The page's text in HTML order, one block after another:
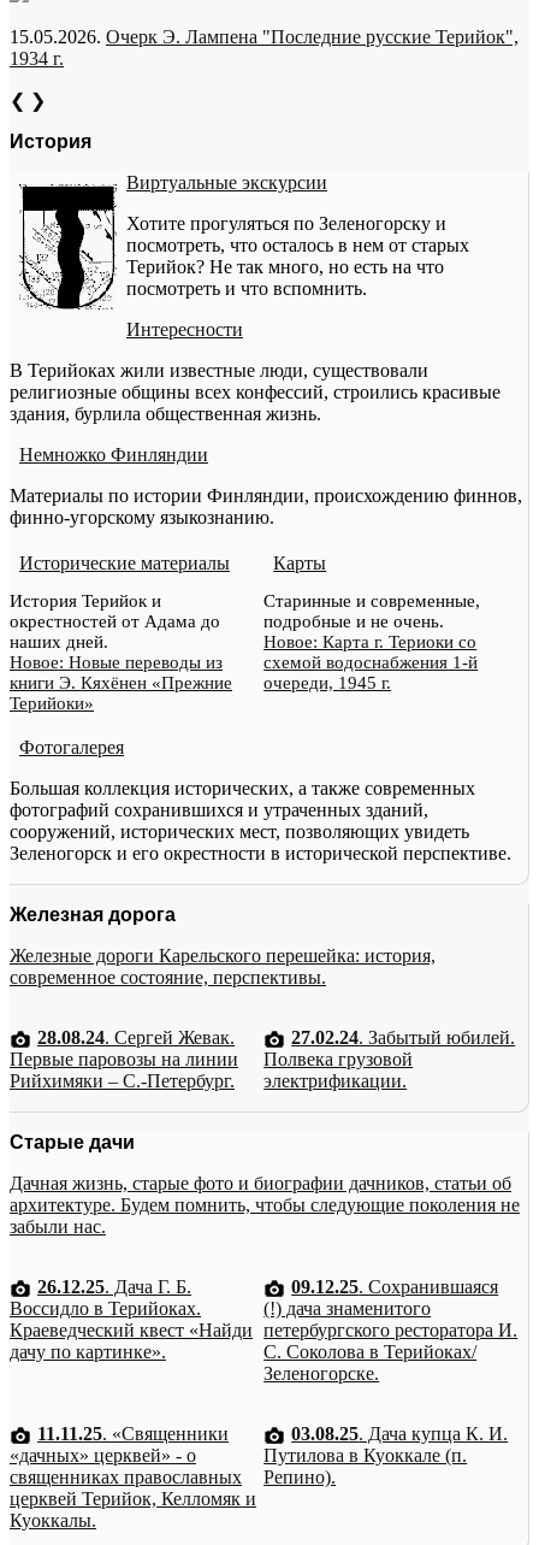
15.05.2026. Очерк Э. Лампена "Последние русские Терийок",
1934 г.
❮ ❯
История
Виртуальные экскурсии
Хотите прогуляться по Зеленогорску и
посмотреть, что осталось в нем от старых
Терийок? Не так много, но есть на что
посмотреть и что вспомнить.
Интересности
В Терийоках жили известные люди, существовали
религиозные общины всех конфессий, строились красивые
здания, бурлила общественная жизнь.
Немножко Финляндии
Материалы по истории Финляндии, происхождению финнов,
финно-угорскому языкознанию.
Исторические материалы
История Терийок и
окрестностей от Адама до
наших дней.
Новое: Новые переводы из
книги Э. Кяхёнен «Прежние
Терийоки»
Карты
Старинные и современные,
подробные и не очень.
Новое: Карта г. Териоки со
схемой водоснабжения 1-й
очереди, 1945 г.
Фотогалерея
Большая коллекция исторических, а также современных
фотографий сохранившихся и утраченных зданий,
сооружений, исторических мест, позволяющих увидеть
Зеленогорск и его окрестности в исторической перспективе.
Железная дорога
Железные дороги Карельского перешейка: история,
современное состояние, перспективы.
28.08.24. Сергей Жевак.
Первые паровозы на линии
Рийхимяки – С.-Петербург.
27.02.24. Забытый юбилей.
Полвека грузовой
электрификации.
Старые дачи
Дачная жизнь, старые фото и биографии дачников, статьи об
архитектуре. Будем помнить, чтобы следующие поколения не
забыли нас.
26.12.25. Дача Г. Б.
Воссидло в Терийоках.
Краеведческий квест «Найди
дачу по картинке».
09.12.25. Сохранившаяся
(!) дача знаменитого
петербургского ресторатора И.
С. Соколова в Терийоках/
Зеленогорске.
11.11.25. «Священники
«дачных» церквей» - о
священниках православных
церквей Терийок, Келломяк и
Куоккалы.
03.08.25. Дача купца К. И.
Путилова в Куоккале (п.
Репино).